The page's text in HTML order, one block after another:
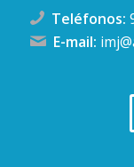
Teléfonos:
E-mail: